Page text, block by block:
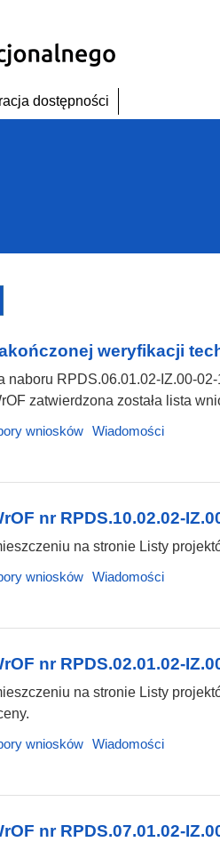
dostępności
weryfikacji
naboru RPDS.06.01.02-IZ.00-
zatwierdzona została lista
wniosków Wiadomości
nr RPDS.10.02.02-
na stronie Listy
wniosków Wiadomości
nr RPDS.02.01.02-
na stronie Listy
wniosków Wiadomości
nr RPDS.07.01.02-